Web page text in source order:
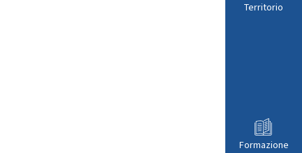
Territorio
Formazione